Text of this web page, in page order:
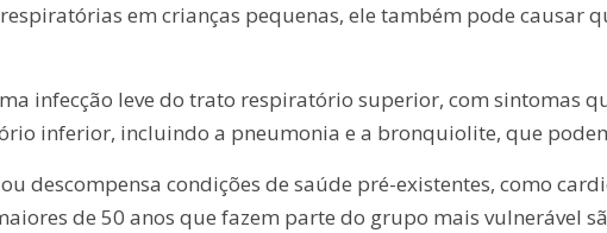
em crianças pequenas, ele também pode causar
infecção leve do trato respiratório superior, com sintomas
inferior, incluindo a pneumonia e a bronquiolite, que
descompensa condições de saúde pré-existentes, como
de 50 anos que fazem parte do grupo mais vulnerável